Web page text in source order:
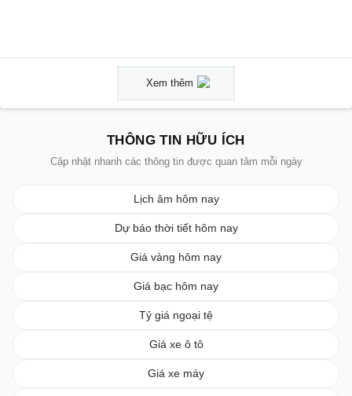
Xem thêm
THÔNG TIN HỮU ÍCH
Cập nhật nhanh các thông tin được quan tâm mỗi ngày
Lịch âm hôm nay
Dự báo thời tiết hôm nay
Giá vàng hôm nay
Giá bạc hôm nay
Tỷ giá ngoại tệ
Giá xe ô tô
Giá xe máy